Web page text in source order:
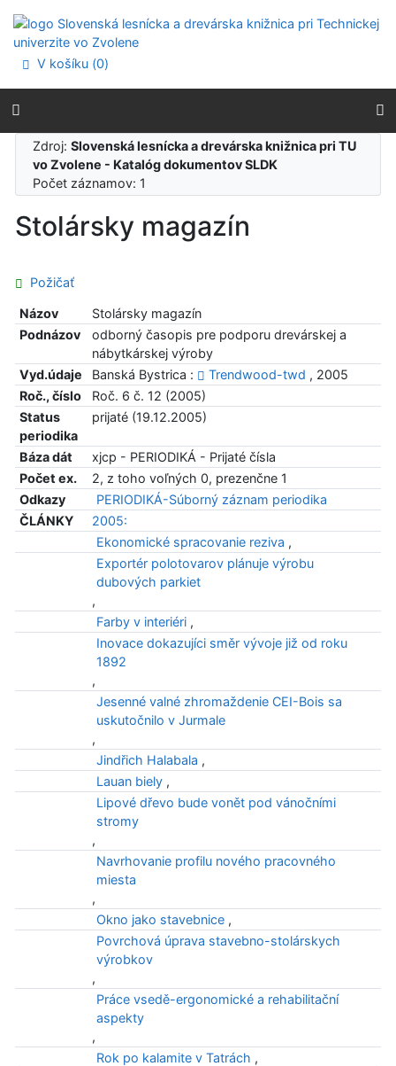
Prejsť na menu
Prehlásenie o webovej prístupnosti
V košíku (0)
Zdroj:Slovenská lesnícka a drevárska knižnica pri TU
vo Zvolene - Katalóg dokumentov SLDK
Počet záznamov: 1
Stolársky magazín
Požičať
Názov
Stolársky magazín
Podnázov
odborný časopis pre podporu drevárskej a
nábytkárskej výroby
Vyd.údaje
Banská Bystrica : Trendwood-twd , 2005
Roč., číslo
Roč. 6 č. 12 (2005)
Status
periodika
prijaté (19.12.2005)
Báza dát
xjcp - PERIODIKÁ - Prijaté čísla
Počet ex.
2, z toho voľných 0, prezenčne 1
Odkazy
PERIODIKÁ-Súborný záznam periodika
ČLÁNKY
2005:
Ekonomické spracovanie reziva ,
Exportér polotovarov plánuje výrobu
dubových parkiet
,
Farby v interiéri ,
Inovace dokazujíci směr vývoje již od roku
1892
,
Jesenné valné zhromaždenie CEI-Bois sa
uskutočnilo v Jurmale
,
Jindřich Halabala ,
Lauan biely ,
Lipové dřevo bude vonět pod vánočními
stromy
,
Navrhovanie profilu nového pracovného
miesta
,
Okno jako stavebnice ,
Povrchová úprava stavebno-stolárskych
výrobkov
,
Práce vsedě-ergonomické a rehabilitační
aspekty
,
Rok po kalamite v Tatrách ,